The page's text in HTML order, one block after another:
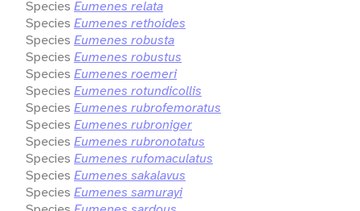
Species Eumenes relata
Species Eumenes rethoides
Species Eumenes robusta
Species Eumenes robustus
Species Eumenes roemeri
Species Eumenes rotundicollis
Species Eumenes rubrofemoratus
Species Eumenes rubroniger
Species Eumenes rubronotatus
Species Eumenes rufomaculatus
Species Eumenes sakalavus
Species Eumenes samurayi